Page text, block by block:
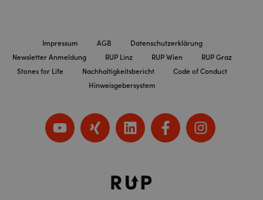
Impressum AGB
Datenschutzerklärung
Newsletter Anmeldung
RUP Linz RUP Wien
RUP Graz
Stones for Life
Nachhaltigkeitsbericht
Code of Conduct
Hinweisgebersystem